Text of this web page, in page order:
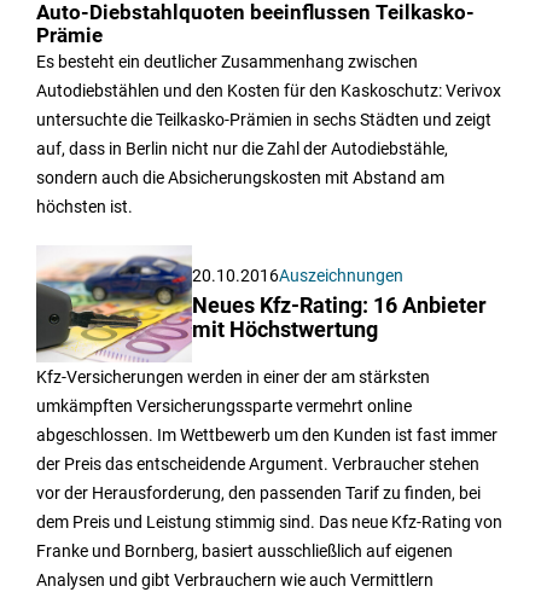
Auto-Diebstahlquoten beeinflussen Teilkasko-
Prämie
Es besteht ein deutlicher Zusammenhang zwischen
Autodiebstählen und den Kosten für den Kaskoschutz: Verivox
untersuchte die Teilkasko-Prämien in sechs Städten und zeigt
auf, dass in Berlin nicht nur die Zahl der Autodiebstähle,
sondern auch die Absicherungskosten mit Abstand am
höchsten ist.
20.10.2016Auszeichnungen
Neues Kfz-Rating: 16 Anbieter
mit Höchstwertung
Kfz-Versicherungen werden in einer der am stärksten
umkämpften Versicherungssparte vermehrt online
abgeschlossen. Im Wettbewerb um den Kunden ist fast immer
der Preis das entscheidende Argument. Verbraucher stehen
vor der Herausforderung, den passenden Tarif zu finden, bei
dem Preis und Leistung stimmig sind. Das neue Kfz-Rating von
Franke und Bornberg, basiert ausschließlich auf eigenen
Analysen und gibt Verbrauchern wie auch Vermittlern